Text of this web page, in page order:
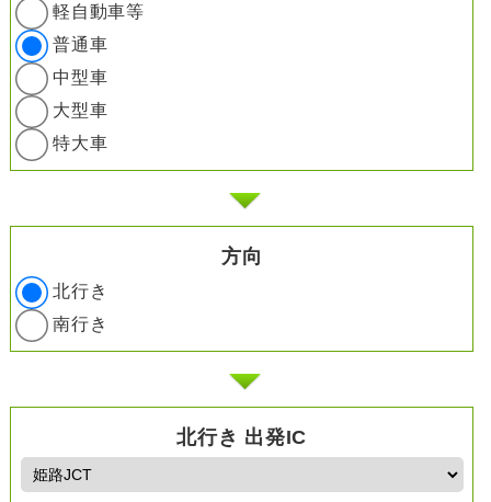
軽自動車等
普通車
中型車
大型車
特大車
方向
北行き
南行き
北行き 出発IC